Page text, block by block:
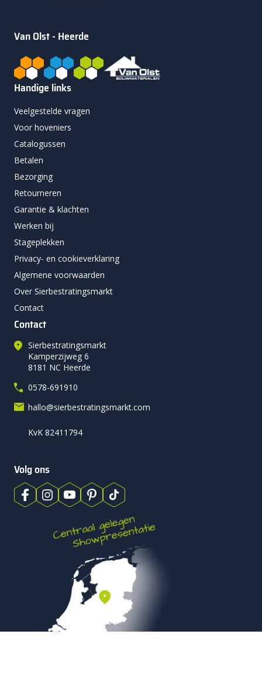
Van Olst - Heerde
Handige links
Veelgestelde vragen
Voor hoveniers
Catalogussen
Betalen
Bezorging
Retourneren
Garantie & klachten
Werken bij
Stageplekken
Privacy- en cookieverklaring
Algemene voorwaarden
Over Sierbestratingsmarkt
Contact
Contact
Sierbestratingsmarkt
Kamperzijweg 6
8181 NC Heerde
0578-691910
hallo@sierbestratingsmarkt.com
KvK 82411794
Volg ons